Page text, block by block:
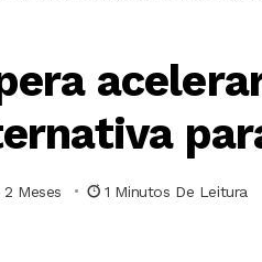
Meses 1 Minutos De Leitura